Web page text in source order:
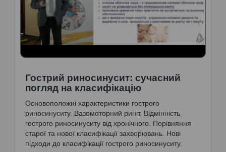
Гострий риносинусит: сучасний
погляд на класифікацію
Основоположні характеристики гострого
риносинуситу. Вазомоторний риніт. Відмінність
гострого риносинуситу від хронічного. Порівняння
старої та нової класифікації захворювань. Нові
підходи до класифікації гострого риносинуситу.